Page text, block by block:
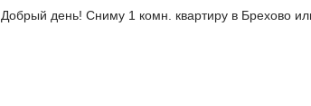
Добрый день! Сниму 1 комн. квартиру в Брехово